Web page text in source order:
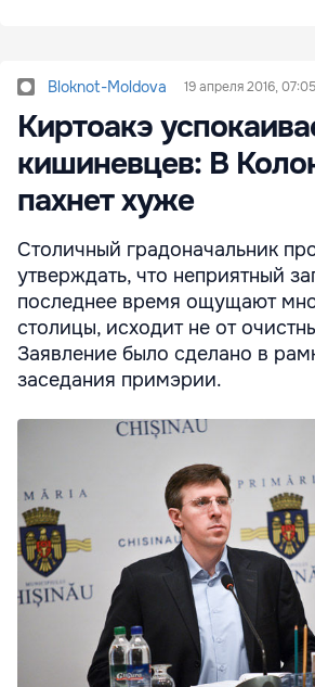
Bloknot-Moldova 19 апреля 2016, 07:05
Киртоакэ
кишиневцев: В
пахнет хуже
Столичный градоначальник
утверждать, что неприятный
последнее время ощущают
столицы, исходит не от
Заявление было сделано в
заседания примэрии.